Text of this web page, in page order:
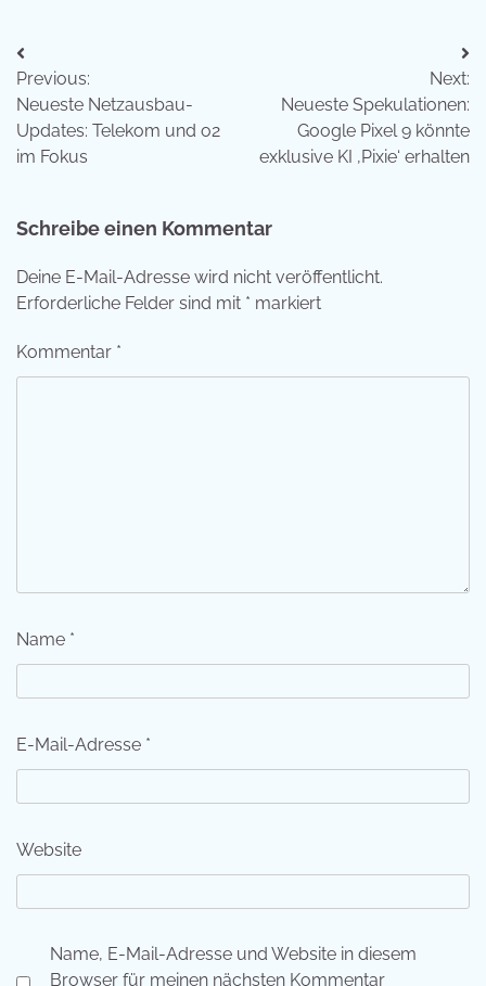
Beitragsnavigation
Previous:
Neueste Netzausbau-
Updates: Telekom und o2
im Fokus
Next:
Neueste Spekulationen:
Google Pixel 9 könnte
exklusive KI ‚Pixie‘ erhalten
Schreibe einen Kommentar
Deine E-Mail-Adresse wird nicht veröffentlicht.
Erforderliche Felder sind mit * markiert
Kommentar *
Name *
E-Mail-Adresse *
Website
Name, E-Mail-Adresse und Website in diesem
Browser für meinen nächsten Kommentar